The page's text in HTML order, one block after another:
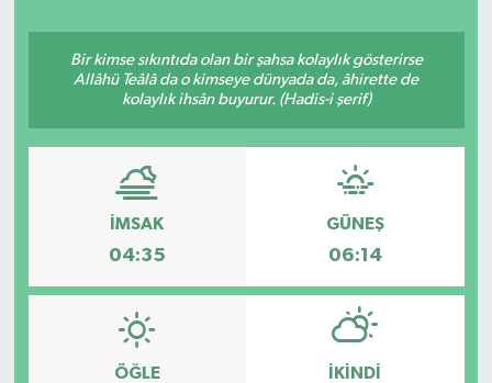
Bir kimse sıkıntıda olan bir şahsa kolaylık gösterirse
Allâhü Teâlâ da o kimseye dünyada da, âhirette de
kolaylık ihsân buyurur. (Hadis-i şerif)
İMSAK
04:35
GÜNEŞ
06:14
ÖĞLE İKINDI